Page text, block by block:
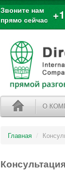
Звоните нам
прямо сейчас
О
Главная /